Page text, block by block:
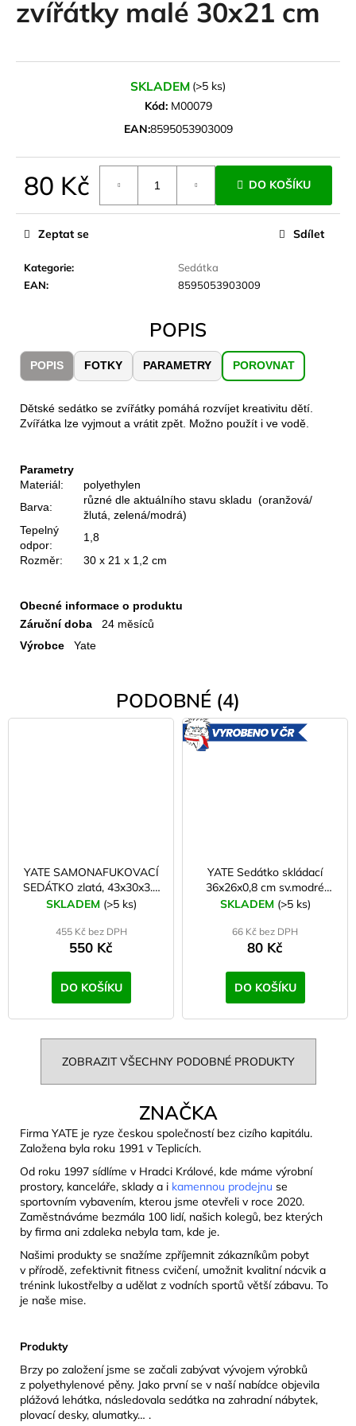
zvířátky malé 30x21 cm
SKLADEM (>5 ks)
Kód: M00079
EAN:8595053903009
80 Kč DO KOŠÍKU
Kategorie:
Sedátka
EAN: 8595053903009
Zeptat se Sdílet
POPIS
POPIS FOTKY PARAMETRY POROVNAT
Dětské sedátko se zvířátky pomáhá rozvíjet kreativitu dětí.
Zvířátka lze vyjmout a vrátit zpět. Možno použít i ve vodě.
Parametry
Materiál:
polyethylen
Barva:
různé dle aktuálního stavu skladu (oranžová/
žlutá, zelená/modrá)
Tepelný
odpor:
1,8
Rozměr:
30 x 21 x 1,2 cm
Obecné informace o produktu
Záruční doba
24 měsíců
Výrobce
Yate
PODOBNÉ (4)
YATE SAMONAFUKOVACÍ
SEDÁTKO zlatá, 43x30x3.1
cm
SKLADEM (>5 ks)
455 Kč bez DPH
550 Kč
DO KOŠÍKU
YATE Sedátko skládací
36x26x0,8 cm sv.modré
B37
SKLADEM (>5 ks)
66 Kč bez DPH
80 Kč
DO KOŠÍKU
ZOBRAZIT VŠECHNY PODOBNÉ PRODUKTY
ZNAČKA
Firma YATE je ryze českou společností bez cizího kapitálu.
Založena byla roku 1991 v Teplicích.
Od roku 1997 sídlíme v Hradci Králové, kde máme výrobní
prostory, kanceláře, sklady a i kamennou prodejnu se
sportovním vybavením, kterou jsme otevřeli v roce 2020.
Zaměstnáváme bezmála 100 lidí, našich kolegů, bez kterých
by firma ani zdaleka nebyla tam, kde je.
Našimi produkty se snažíme zpříjemnit zákazníkům pobyt
v přírodě, zefektivnit fitness cvičení, umožnit kvalitní nácvik a
trénink lukostřelby a udělat z vodních sportů větší zábavu. To
je naše mise.
Produkty
Brzy po založení jsme se začali zabývat vývojem výrobků
z polyethylenové pěny. Jako první se v naší nabídce objevila
plážová lehátka, následovala sedátka na zahradní nábytek,
plovací desky, alumatky… .
a
í
HLEDAT
o
p
č
u
e
m
LAKEN
LÁHEV
FUTURA
1500
ML
Kč